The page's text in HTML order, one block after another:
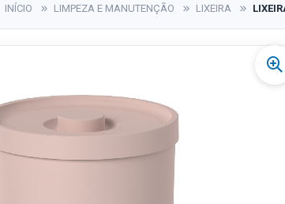
INÍCIO LIMPEZA E MANUTENÇÃO LIXEIRA